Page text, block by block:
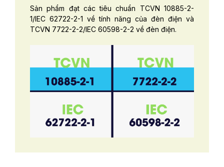
Sản phẩm đạt các tiêu chuẩn TCVN 10885-2-
1/IEC 62722-2-1 về tính năng của đèn điện và
TCVN 7722-2-2/IEC 60598-2-2 về đèn điện.